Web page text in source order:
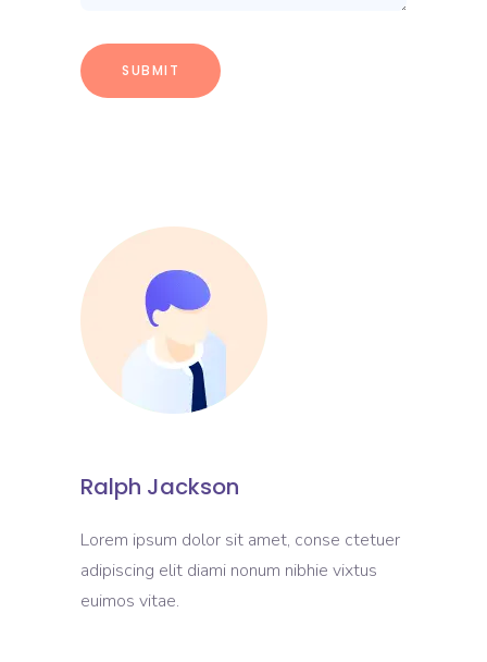
Ralph Jackson
Lorem ipsum dolor sit amet, conse ctetuer
adipiscing elit diami nonum nibhie vixtus
euimos vitae.